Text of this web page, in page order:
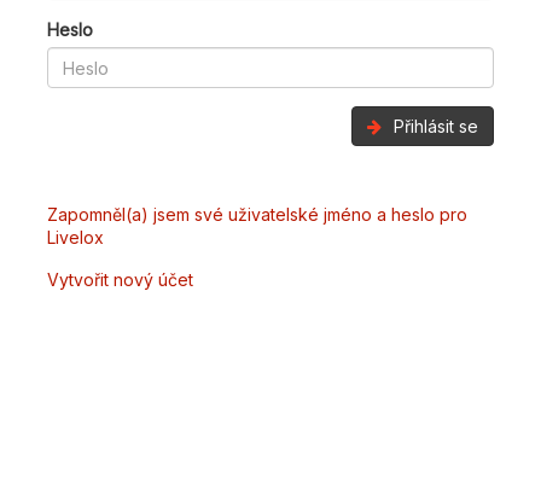
Heslo
Přihlásit se
Zapomněl(a) jsem své uživatelské jméno a heslo pro
Livelox
Vytvořit nový účet